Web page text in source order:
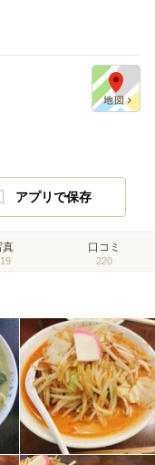
アプリで保存
真 口コミ
220